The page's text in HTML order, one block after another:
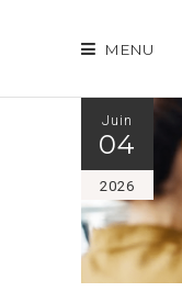
MENU
Juin
04
2026